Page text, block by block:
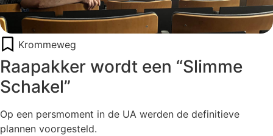
Krommeweg
Raapakker wordt een “Slimme
Schakel”
Op een persmoment in de UA werden de definitieve
plannen voorgesteld.